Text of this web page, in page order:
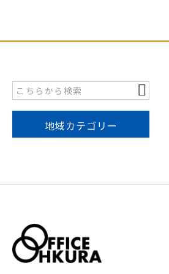
地域カテゴリー